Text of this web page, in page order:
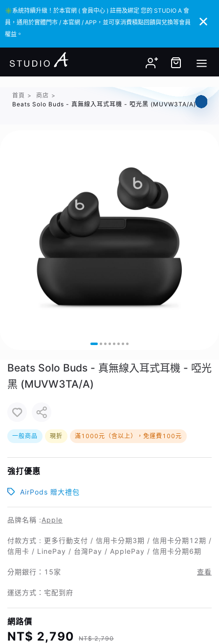
✳️系統持續升級！於本官網 ( 會員中心 ) 註冊及綁定 您的 STUDIO A 會
員，通用於實體門市 / 本官網 / APP，並可享消費積點回饋與兌換等會員
權益。
✳️系統持續升級！於本官網 ( 會員中心 ) 註冊及綁定 您的 STUDIO A 會
員，通用於實體門市 / 本官網 / APP，並可享消費積點回饋與兌換等會員
權益。
首頁 > 商店 >
Beats Solo Buds - 真無線入耳式耳機 - 啞光黑 (MUVW3TA/A)
Beats Solo Buds - 真無線入耳式耳機 - 啞光
黑 (MUVW3TA/A)
一般商品 現折 滿1000元（含以上），免運費100元
強打優惠
AirPods 贈大禮包
品牌名稱 :Apple
付款方式 : 更多行動支付 / 信用卡分期3期 / 信用卡分期12期 /
信用卡 / LinePay / 台灣Pay / ApplePay / 信用卡分期6期
分期銀行： 15家 查看
運送方式：宅配到府
網路價
NT$ 2,790 NT$ 2,790